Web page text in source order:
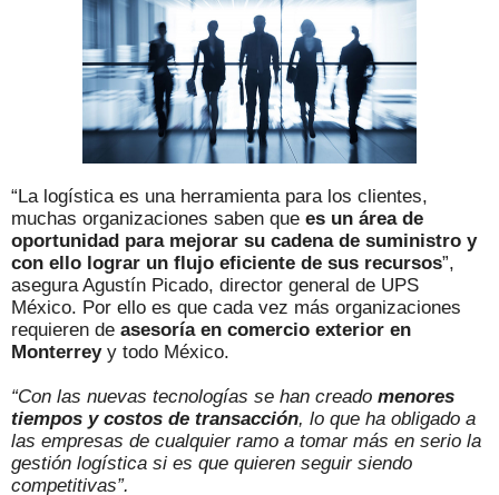
“La logística es una herramienta para los clientes,
muchas organizaciones saben que es un área de
oportunidad para mejorar su cadena de suministro y
con ello lograr un flujo eficiente de sus recursos”,
asegura Agustín Picado, director general de UPS
México. Por ello es que cada vez más organizaciones
requieren de asesoría en comercio exterior en
Monterreyy todo México.
“Con las nuevas tecnologías se han creado menores
tiempos y costos de transacción, lo que ha obligado a
las empresas de cualquier ramo a tomar más en serio la
gestión logística si es que quieren seguir siendo
competitivas”.